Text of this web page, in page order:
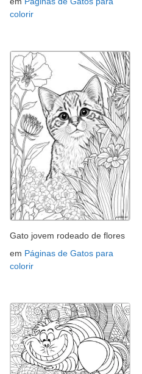
colorir
Gato jovem rodeado de flores
em Páginas de Gatos para
colorir